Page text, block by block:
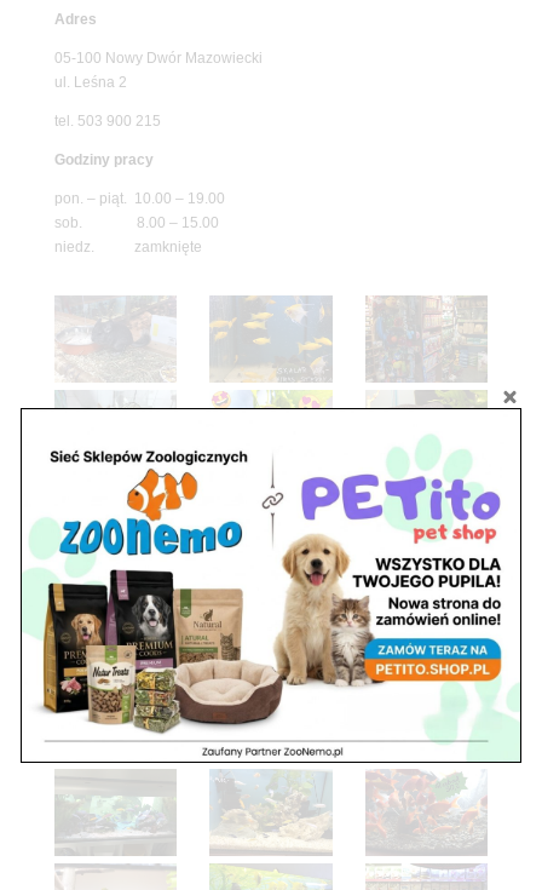
Adres
05-100 Nowy Dwór Mazowiecki
ul. Leśna 2
tel. 503 900 215
Godziny pracy
pon. – piąt. 10.00 – 19.00
sob. 8.00 – 15.00
niedz. zamknięte